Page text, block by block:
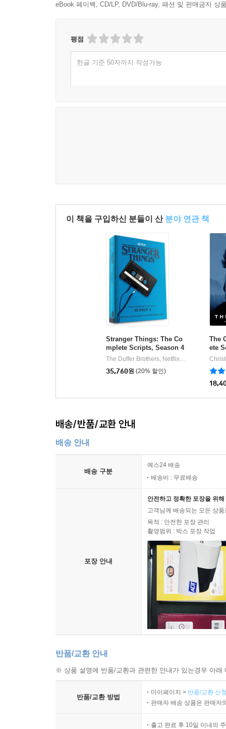
eBook 페이백, CD/LP, DVD/Blu-ray, 패션 및 판매금지 상
평점
한글 기준 50자까지 작성가능
이 책을 구입하신 분들이 산 분야 연관 책
Stranger Things: The Co
mplete Scripts, Season 4
The Duffer Brothers, Netflix
| Random
35,760원 (20% 할인)
The
ete
배송/반품/교환 안내
배송 안내
배송 구분
예스24 배송
배송비 : 무료배송
포장 안내
안전하고 정확한 포장을 위
고객님께 배송되는 모든 상
목적 : 안전한 포장 관리
촬영범위 : 박스 포장 작업
반품/교환 안내
※ 상품 설명에 반품/교환과 관련한 안내가 있는경우 아
반품/교환 방법
마이페이지 > 반품/교환 신
판매자 배송 상품은 판매자
출고 완료 후 10일 이내의